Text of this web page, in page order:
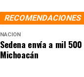
RECOMENDACIONES
NACIÓN
Sedena envía a mil
Michoacán